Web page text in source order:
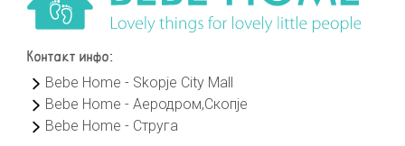
Контакт инфо:
Bebe Home - Skopje City Mall
Bebe Home - Аеродром,Скопје
Bebe Home - Струга